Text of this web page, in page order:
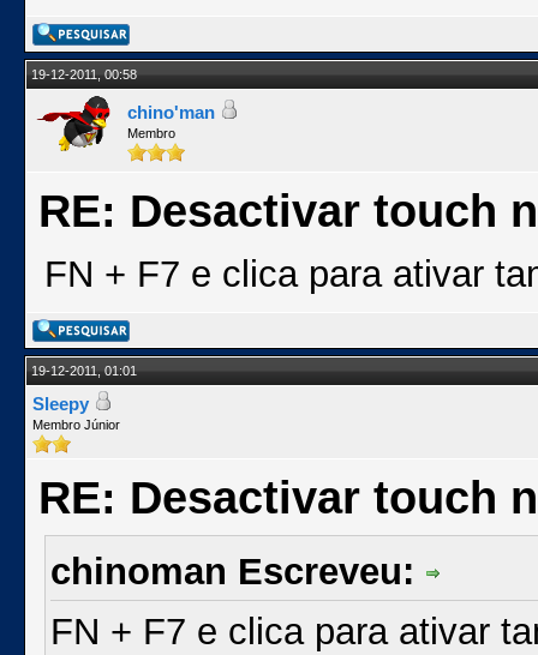
19-12-2011, 00:58
chino'man
Membro
RE: Desactivar touch
FN + F7 e clica para ativar
19-12-2011, 01:01
Sleepy
Membro Júnior
RE: Desactivar touch
chinoman Escreveu:
FN + F7 e clica para ativar